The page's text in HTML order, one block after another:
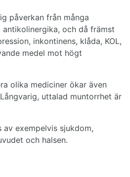
påverkan från många
antikolinergika, och då främst
inkontinens, klåda, KOL,
medel mot högt
olika mediciner ökar även
uttalad muntorrhet är
av exempelvis sjukdom,
och halsen.